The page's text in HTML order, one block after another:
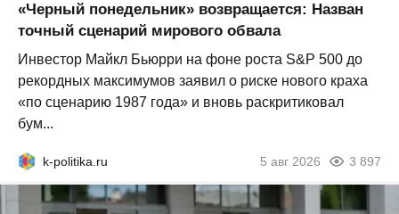
«Черный понедельник» возвращается: Назван
точный сценарий мирового обвала
Инвестор Майкл Бьюрри на фоне роста S&P 500 до
рекордных максимумов заявил о риске нового краха
«по сценарию 1987 года» и вновь раскритиковал
бум...
k-politika.ru 5 авг 2026 3 897